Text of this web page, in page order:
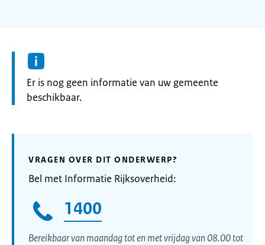
Informatie:
Er is nog geen informatie van uw gemeente
beschikbaar.
VRAGEN OVER DIT ONDERWERP?
Bel met Informatie Rijksoverheid:
1400
Bereikbaar van maandag tot en met vrijdag van 08.00 tot